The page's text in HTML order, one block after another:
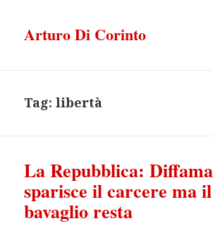
Arturo Di Corinto
Tag:libertà
La Repubblica:
sparisce il carcere ma
bavaglio resta